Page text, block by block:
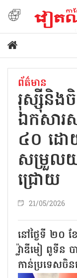
ព័ត៌មាន
រុស្ស៊ីនិង
ឯកសារ
៤០ ដោ
សម្រួលយុ
ជ្រោយ
21/05/2026
នៅថ្ងៃទី ២០
វ្ល៉ាឌីមៀ ពូទីន
កាន់ប្រទេស